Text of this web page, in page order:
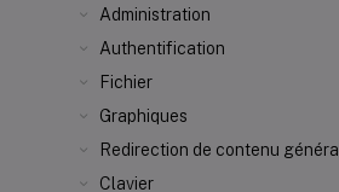
Administration
Authentification
Fichier
Graphiques
Redirection de contenu général
Clavier